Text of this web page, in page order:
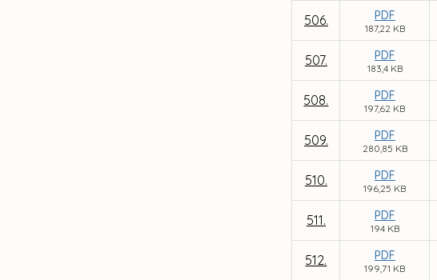
506. PDF
187,22 KB
507. PDF
183,4 KB
508. PDF
197,62 KB
509. PDF
280,85 KB
510. PDF
196,25 KB
511. PDF
194 KB
512. PDF
199,71 KB